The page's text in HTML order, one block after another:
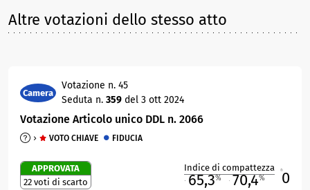
Altre votazioni dello stesso atto
Camera
Votazione n. 45
Seduta n. 359 del 3 ott 2024
Votazione Articolo unico DDL n. 2066
VOTO CHIAVE FIDUCIA
APPROVATA
22 voti di scarto
Indice di compattezza
65,3% 70,4% 0